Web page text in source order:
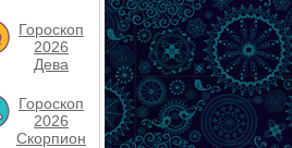
Гороскоп
2026
Дева
Гороскоп
2026
Скорпион